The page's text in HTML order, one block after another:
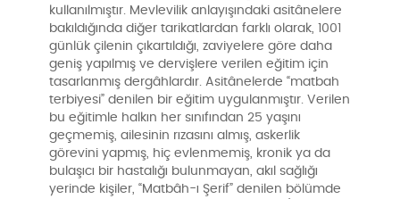
kullanılmıştır. Mevlevilik anlayışındaki asitânelere
bakıldığında diğer tarikatlardan farklı olarak, 1001
günlük çilenin çıkartıldığı, zaviyelere göre daha
geniş yapılmış ve dervişlere verilen eğitim için
tasarlanmış dergâhlardır. Asitânelerde “matbah
terbiyesi” denilen bir eğitim uygulanmıştır. Verilen
bu eğitimle halkın her sınıfından 25 yaşını
geçmemiş, ailesinin rızasını almış, askerlik
görevini yapmış, hiç evlenmemiş, kronik ya da
bulaşıcı bir hastalığı bulunmayan, akıl sağlığı
yerinde kişiler, “Matbâh-ı Şerif” denilen bölümde